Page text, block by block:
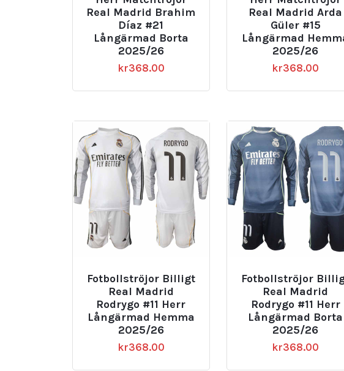
Real Madrid Brahim
Díaz #21
Långärmad Borta
2025/26
kr368.00
Real Madrid Arda
Güler #15
Långärmad
2025/26
kr368.00
Fotbollströjor Billigt
Real Madrid
Rodrygo #11 Herr
Långärmad Hemma
2025/26
kr368.00
Fotbollströjor
Real Madrid
Rodrygo #11 Herr
Långärmad Borta
2025/26
kr368.00